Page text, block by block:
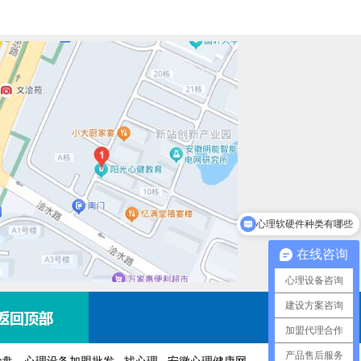
在线咨询
心理设备咨询
建设方案咨询
加盟代理合作
产品售后服务
心理软硬件种类有哪些